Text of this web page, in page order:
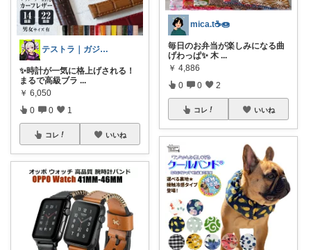
テストラ｜ガジェット・家電
✨時計が一気に格上げされる！
まるで高級ブラ ...
￥ 6,050
0 0 1
コレ いいね
mica.t☕🍩
毎日のお弁当が楽しみになる曲
げわっぱ✨ 木 ...
￥ 4,886
0 0 2
コレ いいね